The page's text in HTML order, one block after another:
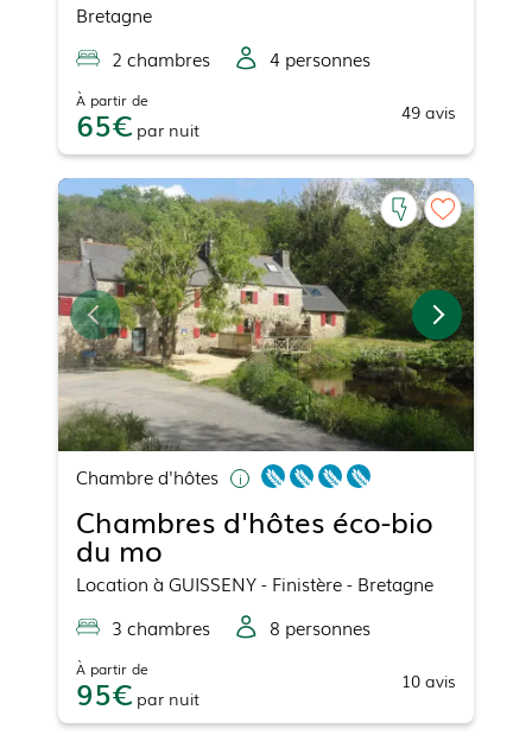
Bretagne
2 chambres 4 personnes
À partir de
65 par nuit
49 avis
Chambre d'hôtes
Chambres d'hôtes éco-bio
du mo
Location à GUISSENY- Finistère - Bretagne
3 chambres 8 personnes
À partir de
95 par nuit
10 avis